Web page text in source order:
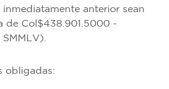
anterior sean
de Col$438.901.5000 -
obligadas: